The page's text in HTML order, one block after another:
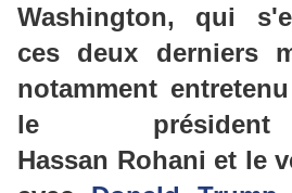
Washington, qui
ces deux derniers
notamment
le
Hassan Rohani et le